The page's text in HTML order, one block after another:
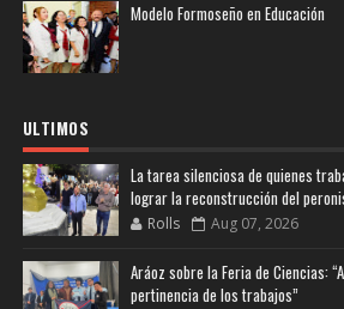
Modelo Formoseño en Educación
ULTIMOS
La tarea silenciosa de quienes
lograr la reconstrucción del
Rolls Aug 07, 2026
Aráoz sobre la Feria de Ciencias:
pertinencia de los trabajos”